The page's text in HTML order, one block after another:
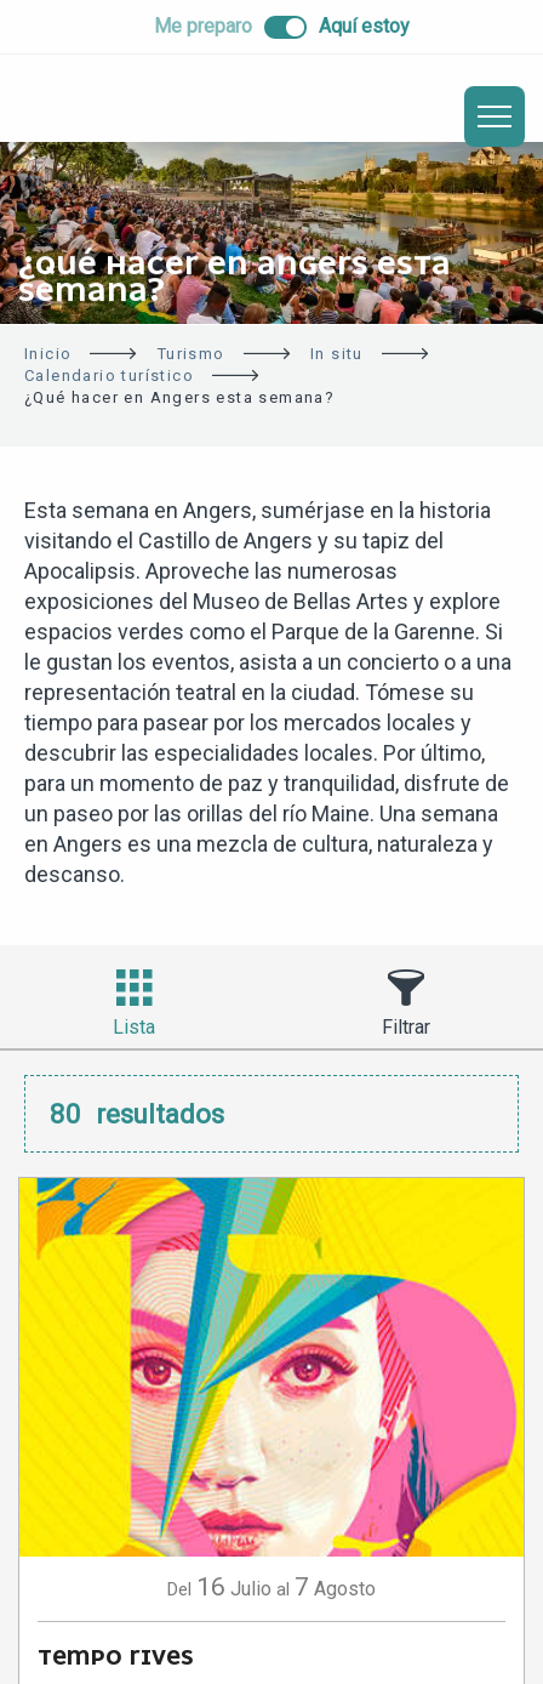
Me preparo Aquí estoy
¿QUÉ HACER EN ANGERS ESTA
SEMANA?
Inicio Turismo
In situ
Calendario turístico
¿Qué hacer en Angers esta semana?
Esta semana en Angers, sumérjase en la historia
visitando el Castillo de Angers y su tapiz del
Apocalipsis. Aproveche las numerosas
exposiciones del Museo de Bellas Artes y explore
espacios verdes como el Parque de la Garenne. Si
le gustan los eventos, asista a un concierto o a una
representación teatral en la ciudad. Tómese su
tiempo para pasear por los mercados locales y
descubrir las especialidades locales. Por último,
para un momento de paz y tranquilidad, disfrute de
un paseo por las orillas del río Maine. Una semana
en Angers es una mezcla de cultura, naturaleza y
descanso.
Lista Filtrar
80 resultados
Del 16 Julio al 7 Agosto
TEMPO RIVES